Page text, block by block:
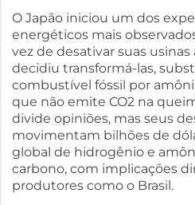
O Japão iniciou um dos
energéticos mais
vez de desativar suas usinas
decidiu transformá-las,
combustível fóssil por
que não emite CO2 na
divide opiniões, mas seus
movimentam bilhões de
global de hidrogênio e
carbono, com implicações
produtores como o Brasil.